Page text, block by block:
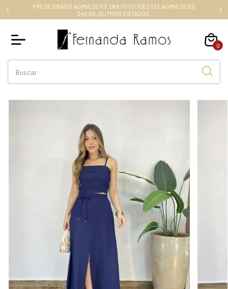
FRETE GRÁTIS ACIMA DE R$ 289,00 (SUDESTE), ACIMA DE R$
349,00, OUTROS ESTADOS.
0